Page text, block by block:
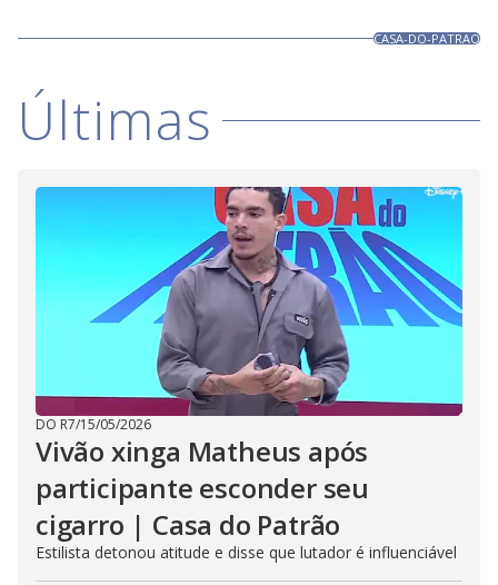
CASA-DO-PATRAO
Últimas
DO R7/15/05/2026
Vivão xinga Matheus após
participante esconder seu
cigarro | Casa do Patrão
Estilista detonou atitude e disse que lutador é influenciável